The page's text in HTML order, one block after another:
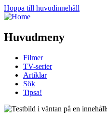
Hoppa till huvudinnehåll
Huvudmeny
Filmer
TV-serier
Artiklar
Sök
Tipsa!